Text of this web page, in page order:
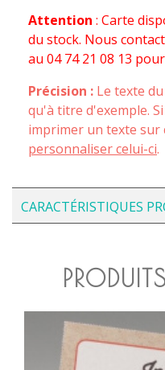
Attention : Carte
du stock. Nous
au 04 74 21 08 13
Précision : Le texte
qu'à titre d'exemple.
imprimer un texte sur
personnaliser celui-ci.
CARACTÉRISTIQUES